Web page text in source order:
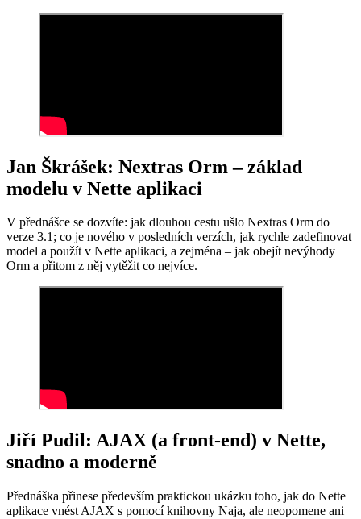
Jan Škrášek: Nextras Orm – základ
modelu v Nette aplikaci
V přednášce se dozvíte: jak dlouhou cestu ušlo Nextras Orm do
verze 3.1; co je nového v posledních verzích, jak rychle zadefinovat
model a použít v Nette aplikaci, a zejména – jak obejít nevýhody
Orm a přitom z něj vytěžit co nejvíce.
Jiří Pudil: AJAX (a front-end) v Nette,
snadno a moderně
Přednáška přinese především praktickou ukázku toho, jak do Nette
aplikace vnést AJAX s pomocí knihovny Naja, ale neopomene ani